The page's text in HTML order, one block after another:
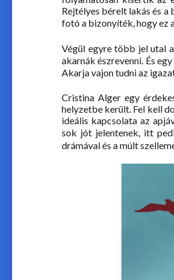
Rejtélyes bérelt lakás és a
fotó a bizonyíték, hogy ez
Végül egyre több jel utal
akarnák észrevenni. És
Akarja vajon tudni az
Cristina Alger egy
helyzetbe került. Fel kell
ideális kapcsolata az
sok jót jelentenek, itt
drámával és a múlt